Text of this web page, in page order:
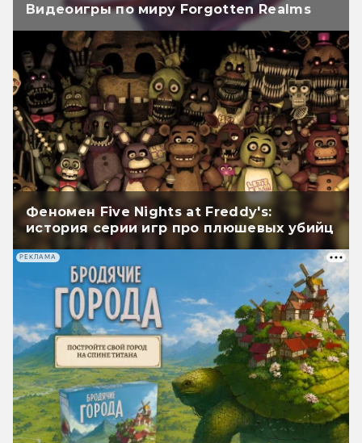
Видеоигры по миру Forgotten Realms
Феномен Five Nights at Freddy's:
история серии игр про плюшевых убийц
РЕКЛАМА